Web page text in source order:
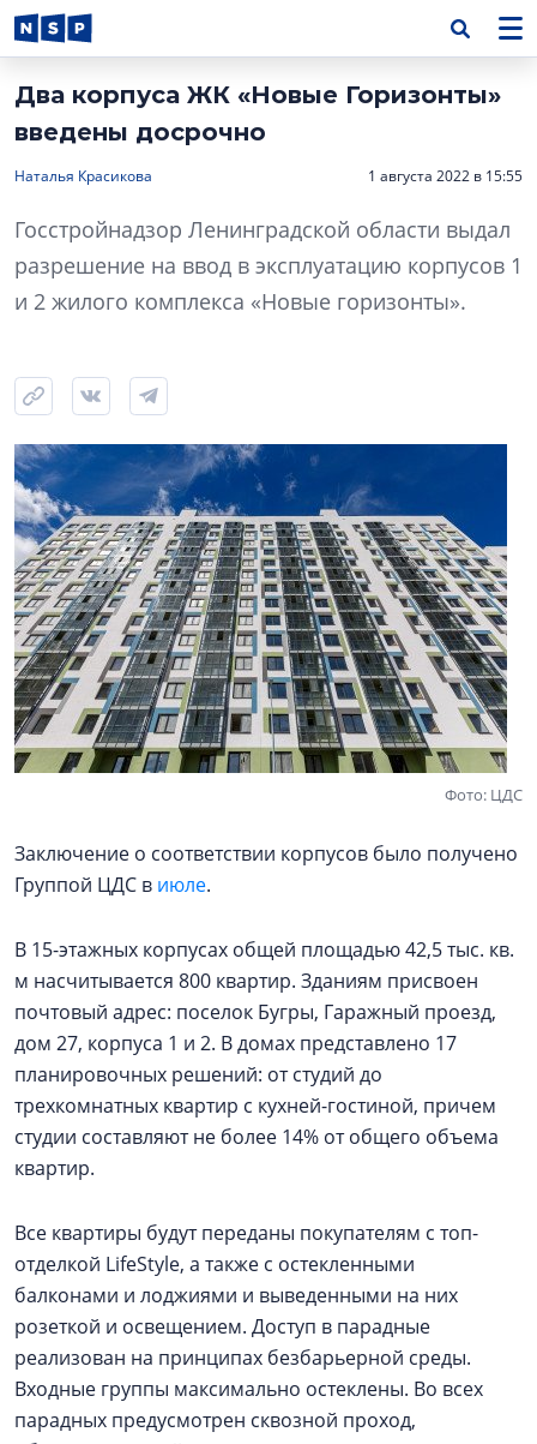
Два корпуса ЖК «Новые Горизонты»
введены досрочно
Наталья Красикова 1 августа 2022 в 15:55
Госстройнадзор Ленинградской области выдал
разрешение на ввод в эксплуатацию корпусов 1
и 2 жилого комплекса «Новые горизонты».
Фото: ЦДС
Заключение о соответствии корпусов было получено
Группой ЦДС в июле.
В 15-этажных корпусах общей площадью 42,5 тыс. кв.
м насчитывается 800 квартир. Зданиям присвоен
почтовый адрес: поселок Бугры, Гаражный проезд,
дом 27, корпуса 1 и 2. В домах представлено 17
планировочных решений: от студий до
трехкомнатных квартир с кухней-гостиной, причем
студии составляют не более 14% от общего объема
квартир.
Все квартиры будут переданы покупателям с топ-
отделкой LifeStyle, а также с остекленными
балконами и лоджиями и выведенными на них
розеткой и освещением. Доступ в парадные
реализован на принципах безбарьерной среды.
Входные группы максимально остеклены. Во всех
парадных предусмотрен сквозной проход,